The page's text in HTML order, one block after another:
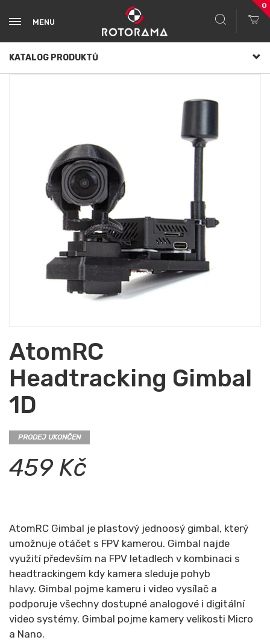
MENU
0
KATALOG PRODUKTŮ
AtomRC
Headtracking Gimbal
1D
PRODEJ UKONČEN
459 Kč
AtomRC Gimbal je plastový jednoosý gimbal, který
umožnuje otáčet s FPV kamerou. Gimbal najde
využití především na FPV letadlech v kombinaci s
headtrackingem kdy kamera sleduje pohyb
hlavy. Gimbal pojme kameru i video vysílač a
podporuje všechny dostupné analogové i digitální
video systémy. Gimbal pojme kamery velikosti Micro
a Nano.